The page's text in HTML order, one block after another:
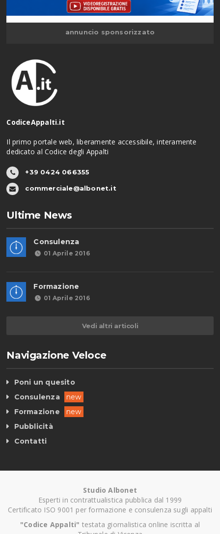
annuncio sponsorizzato
CodiceAppalti.it
Il primo portale web, liberamente accessibile, interamente
dedicato al Codice degli Appalti
+39 0424 066355
commerciale@albonet.it
Ultime News
Consulenza
01 Aprile 2016
Formazione
01 Aprile 2016
Vedi altri articoli
Navigazione Veloce
Poni un quesito
Consulenza
new
Formazione
new
Pubblicità
Contatti
Studio Albonet
Esperti in contrattualistica pubblica dal 1999
Certificato ISO 9001 per formazione e consulenza sugli appalti
"Codice Appalti" testata giornalistica online iscritta al